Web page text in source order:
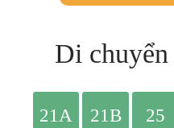
Di chuyển